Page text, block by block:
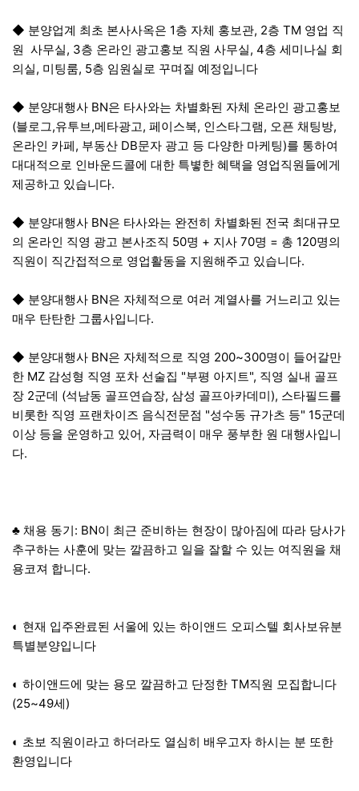
◆ 분양업계 최초 본사사옥은 1층 자체 홍보관, 2층 TM 영업 직
원 사무실, 3층 온라인 광고홍보 직원 사무실, 4층 세미나실 회
의실, 미팅룸, 5층 임원실로 꾸며질 예정입니다
◆ 분양대행사 BN은 타사와는 차별화된 자체 온라인 광고홍보
(블로그,유투브,메타광고, 페이스북, 인스타그램, 오픈 채팅방,
온라인 카페, 부동산 DB문자 광고 등 다양한 마케팅)를 통하여
대대적으로 인바운드콜에 대한 특볗한 혜택을 영업직원들에게
제공하고 있습니다.
◆ 분양대행사 BN은 타사와는 완전히 차별화된 전국 최대규모
의 온라인 직영 광고 본사조직 50명 + 지사 70명 = 총 120명의
직원이 직간접적으로 영업활동을 지원해주고 있습니다.
◆ 분양대행사 BN은 자체적으로 여러 계열사를 거느리고 있는
매우 탄탄한 그룹사입니다.
◆ 분양대행사 BN은 자체적으로 직영 200~300명이 들어갈만
한 MZ 감성형 직영 포차 선술집 "부평 아지트", 직영 실내 골프
장 2군데 (석남동 골프연습장, 삼성 골프아카데미), 스타필드를
비롯한 직영 프랜차이즈 음식전문점 "성수동 규가츠 등" 15군데
이상 등을 운영하고 있어, 자금력이 매우 풍부한 원 대행사입니
다.
♣ 채용 동기: BN이 최근 준비하는 현장이 많아짐에 따라 당사가
추구하는 사훈에 맞는 깔끔하고 일을 잘할 수 있는 여직원을 채
용코져 합니다.
◐ 현재 입주완료된 서울에 있는 하이앤드 오피스텔 회사보유분
특별분양입니다
◐ 하이앤드에 맞는 용모 깔끔하고 단정한 TM직원 모집합니다
(25~49세)
◐ 초보 직원이라고 하더라도 열심히 배우고자 하시는 분 또한
환영입니다